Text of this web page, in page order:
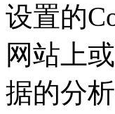
设置的
网站上
据的分